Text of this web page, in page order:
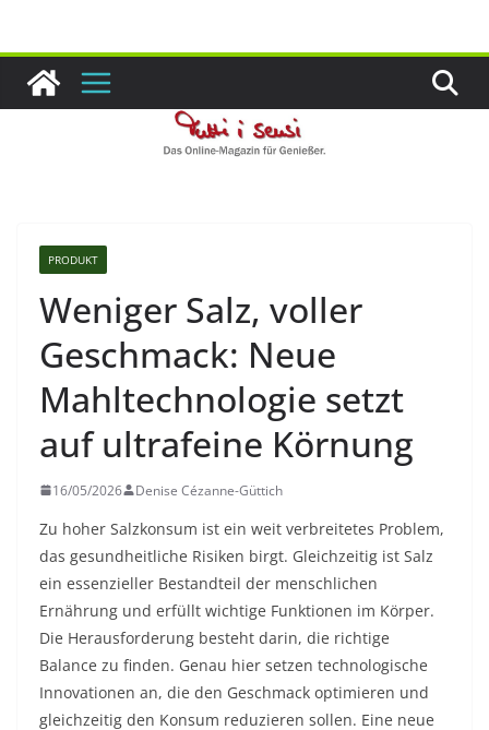
springen
PRODUKT
Weniger Salz, voller
Geschmack: Neue
Mahltechnologie setzt
auf ultrafeine Körnung
16/05/2026 Denise Cézanne-Güttich
Zu hoher Salzkonsum ist ein weit verbreitetes Problem,
das gesundheitliche Risiken birgt. Gleichzeitig ist Salz
ein essenzieller Bestandteil der menschlichen
Ernährung und erfüllt wichtige Funktionen im Körper.
Die Herausforderung besteht darin, die richtige
Balance zu finden. Genau hier setzen technologische
Innovationen an, die den Geschmack optimieren und
gleichzeitig den Konsum reduzieren sollen. Eine neue